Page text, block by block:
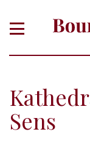
Sens